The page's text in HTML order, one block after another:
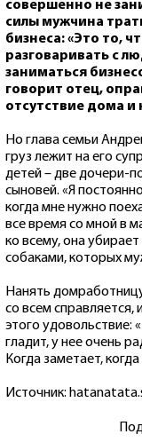
совершенно не
силы мужчина
бизнеса: «Это то,
разговаривать с
заниматься
говорит отец,
отсутствие дома
Но глава семьи
груз лежит на его
детей – две дочери-
сыновей. «Я
когда мне нужно
все время со мной в
ко всему, она
собаками, которых
Нанять
со всем
этого удовольствие:
гладит, у нее очень
Когда заметает,
Источник: